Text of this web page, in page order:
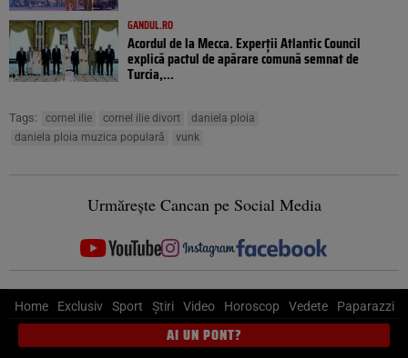
GANDUL.RO
Acordul de la Mecca. Experții Atlantic Council
explică pactul de apărare comună semnat de
Turcia,...
Tags: cornel ilie cornel ilie divort
daniela ploia
daniela ploia muzica populară
vunk
Urmărește Cancan pe Social Media
Home Exclusiv Sport Știri Video Horoscop Vedete Paparazzi
AI UN PONT?